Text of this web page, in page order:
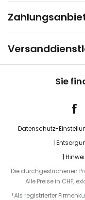
Sie
Datenschutz-
Die durchgestrichenen
Alle Preise in CHF,
¹ Als registrierter